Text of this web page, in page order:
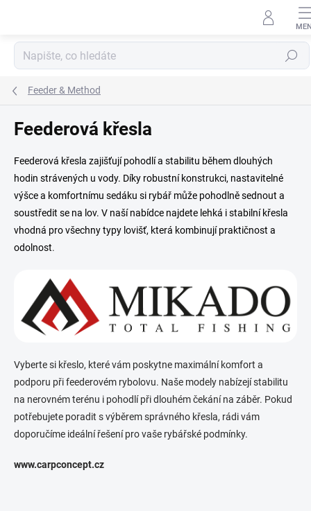
Hledat
Feeder & Method
Feederová křesla
Feederová křesla zajišťují pohodlí a stabilitu během dlouhých
hodin strávených u vody. Díky robustní konstrukci, nastavitelné
výšce a komfortnímu sedáku si rybář může pohodlně sednout a
soustředit se na lov. V naší nabídce najdete lehká i stabilní křesla
vhodná pro všechny typy lovišť, která kombinují praktičnost a
odolnost.
Vyberte si křeslo, které vám poskytne maximální komfort a
podporu při feederovém rybolovu. Naše modely nabízejí stabilitu
na nerovném terénu i pohodlí při dlouhém čekání na záběr. Pokud
potřebujete poradit s výběrem správného křesla, rádi vám
doporučíme ideální řešení pro vaše rybářské podmínky.
www.carpconcept.cz